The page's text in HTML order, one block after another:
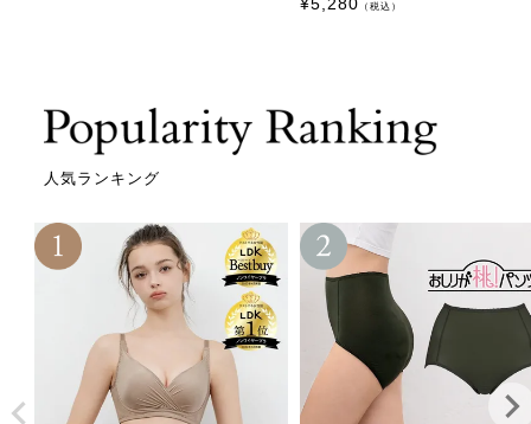
（税込）
人気ランキング